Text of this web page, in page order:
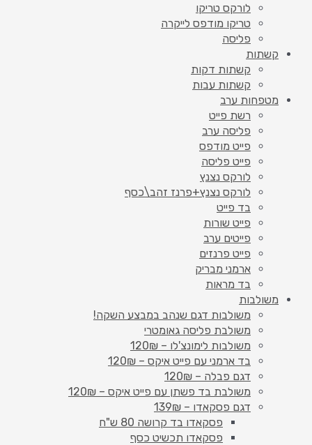
לורקס טריקו
טריקו מודפס לייקרה
פליסה
קשתות
קשתות דקות
קשתות עבות
מטפחות ערב
רשת פייט
פליסה ערב
פייט מודפס
פייט פליסה
לורקס נצנץ
לורקס נצנץ+פרנז זהב\כסף
בד פייט
פייט שורות
פייטים ערב
פייט פרנזים
ארמני מבריק
בד מראות
משולבות
משולבות דגם שנהב במבצע השקה!
משולבת פליסה גאומטרי
משולבות לימונצ'לו – 120₪
בד ארמני עם פייט איקס – 120₪
דגם פבלה – 120₪
משולבת בד פשתן עם פייט איקס – 120₪
דגם פסקאדו – 139₪
פסקאדו בד קרושה 80 ש"ח
פסקאדו תכשיט כסף